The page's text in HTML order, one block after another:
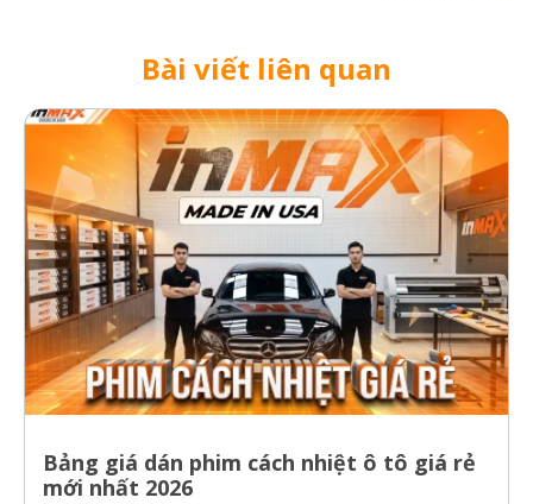
Bài viết liên quan
Bảng giá dán phim cách nhiệt ô tô giá rẻ
mới nhất 2026